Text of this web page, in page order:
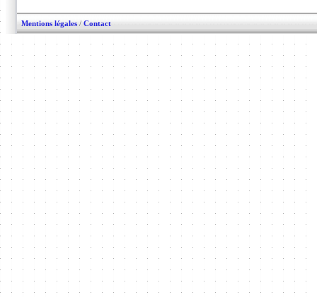
Mentions légales / Contact